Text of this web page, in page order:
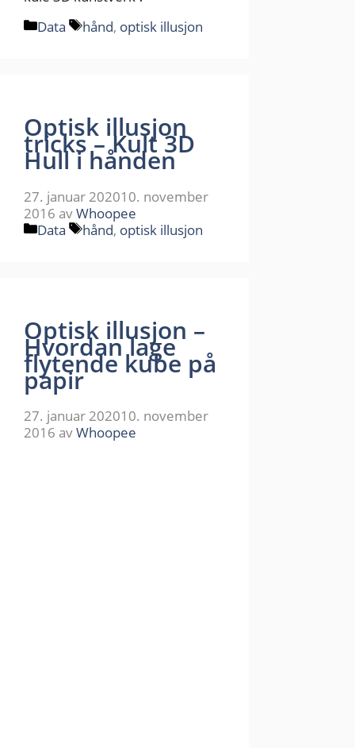
Kategorier
Data Stikkord
hånd, optisk illusjon
Optisk illusjon
tricks – Kult 3D
Hull i hånden
27. januar 202010. november
2016 avWhoopee
Kategorier
Data Stikkord
hånd, optisk illusjon
Optisk illusjon –
Hvordan lage
flytende kube på
papir
27. januar 202010. november
2016 avWhoopee